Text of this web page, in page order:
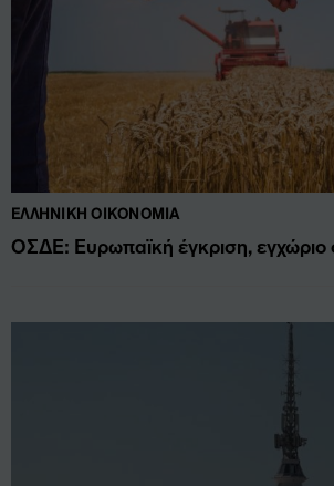
ΕΛΛΗΝΙΚΉ ΟΙΚΟΝΟΜΊΑ
ΟΣΔΕ: Ευρωπαϊκή έγκριση, εγχώριο